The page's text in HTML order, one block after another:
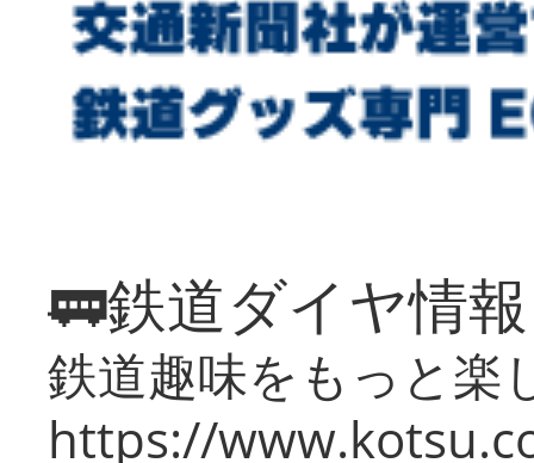
🚃鉄道ダイヤ情
鉄道趣味をもっと楽
https://